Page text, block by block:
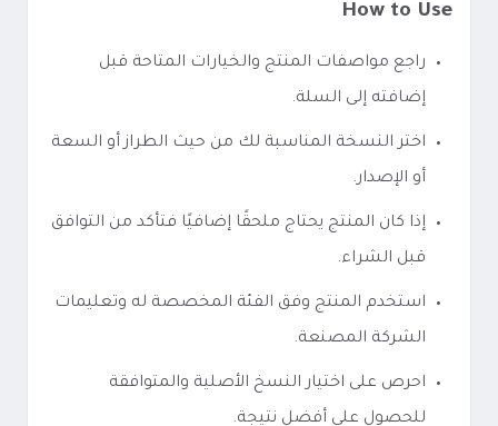
How to Use
راجع مواصفات المنتج والخيارات المتاحة قبل
إضافته إلى السلة.
اختر النسخة المناسبة لك من حيث الطراز أو السعة
أو الإصدار.
إذا كان المنتج يحتاج ملحقًا إضافيًا فتأكد من التوافق
قبل الشراء.
استخدم المنتج وفق الفئة المخصصة له وتعليمات
الشركة المصنعة.
احرص على اختيار النسخ الأصلية والمتوافقة
للحصول على أفضل نتيجة.